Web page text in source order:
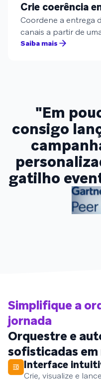
Crie coerência
Coordene a entrega
canais a partir de
Saiba mais
"Em
consigo
gatilho
Simplifique a
jornada
Orquestre e
sofisticadas
Interface
Crie, visualize e